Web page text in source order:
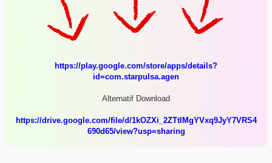
https://play.google.com/store/apps/details?
id=com.starpulsa.agen
Alternatif Download
https://drive.google.com/file/d/1kOZXi_2ZTtIMgYVxq9JyY7VRS4
690d65/view?usp=sharing